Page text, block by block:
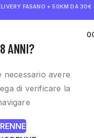
ANNI?
necessario avere
di verificare la
FASANO + 50KM DA 30€